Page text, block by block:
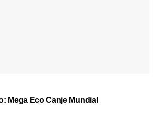
Mega Eco Canje Mundial